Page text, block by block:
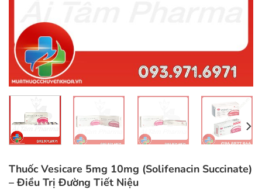
Thuốc Vesicare 5mg 10mg (Solifenacin Succinate)
– Điều Trị Đường Tiết Niệu